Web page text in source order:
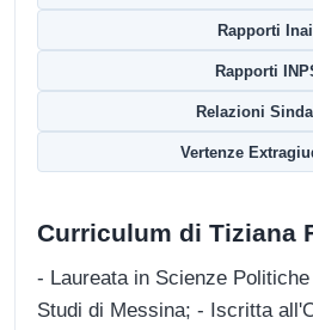
Rapporti
Rapporti
Relazioni
Vertenze
Curriculum di Tiziana
- Laureata in Scienze
Studi di Messina; - Iscritta